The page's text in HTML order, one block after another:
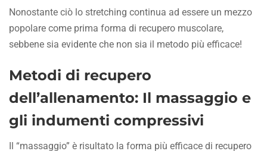
Nonostante ciò lo stretching continua ad essere un mezzo
popolare come prima forma di recupero muscolare,
sebbene sia evidente che non sia il metodo più efficace!
Metodi di recupero
dell’allenamento: Il massaggio e
gli indumenti compressivi
Il “massaggio” è risultato la forma più efficace di recupero